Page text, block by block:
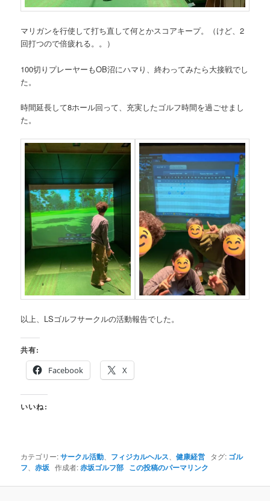
マリガンを行使して打ち直して何とかスコアキープ。（けど、2
回打つので倍疲れる。。）
100切りプレーヤーもOB沼にハマり、終わってみたら大接戦でし
た。
時間延長して8ホール回って、充実したゴルフ時間を過ごせまし
た。
以上、LSゴルフサークルの活動報告でした。
共有:
Facebook
X
いいね:
カテゴリー:サークル活動 フィジカルヘルス 、健康経営 タグ: ゴル
フ 、赤坂 作成者:赤坂ゴルフ部 この投稿のパーマリンク